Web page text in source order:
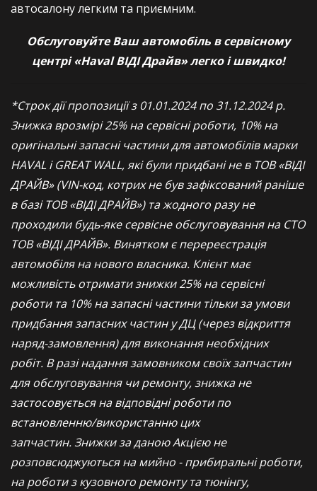
автосалону легким та приємним.
Обслуговуйте Ваш автомобіль в сервісному
центрі «Haval ВІДІ Драйв» легко і швидко!
*Строк дії пропозиції з 01.01.2024 по 31.12.2024 р.
Знижка врозмірі 25% на сервісні роботи, 10% на
оригінальні запасні частини для автомобілів марки
HAVAL і GREAT WALL, які були придбані не в ТОВ «ВІДІ
ДРАЙВ» (VIN-код, котрих не був зафіксований раніше
в базі ТОВ «ВІДІ ДРАЙВ») та жодного разу не
проходили будь-яке сервісне обслуговування на СТО
ТОВ «ВІДІ ДРАЙВ». Винятком є перереєстрація
автомобіля на нового власника. Клієнт має
можливість отримати знижки 25% на сервісні
роботи та 10% на запасні частини тільки за умови
придбання запасних частин у ДЦ (через відкриття
наряд-замовлення) для виконання необхідних
робіт. В разі надання замовником своїх запчастин
для обслуговування чи ремонту, знижка не
застосовується на відповідні роботи по
встановленню/використанню цих
запчастин. Знижки за даною Акцією не
розповсюджуються на мийно - прибиральні роботи,
на роботи з кузовного ремонту та тюнінгу,